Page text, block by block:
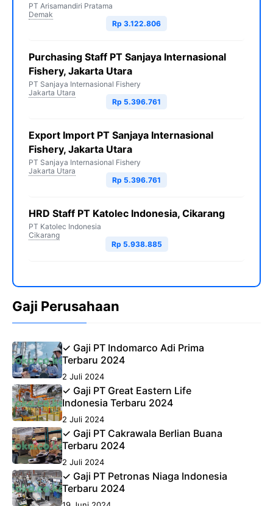
PT Arisamandiri Pratama
Demak
Rp 3.122.806
Purchasing Staff PT Sanjaya Internasional
Fishery, Jakarta Utara
PT Sanjaya Internasional Fishery
Jakarta Utara
Rp 5.396.761
Export Import PT Sanjaya Internasional
Fishery, Jakarta Utara
PT Sanjaya Internasional Fishery
Jakarta Utara
Rp 5.396.761
HRD Staff PT Katolec Indonesia, Cikarang
PT Katolec Indonesia
Cikarang
Rp 5.938.885
Gaji Perusahaan
✓ Gaji PT Indomarco Adi Prima
Terbaru 2024
2 Juli 2024
✓ Gaji PT Great Eastern Life
Indonesia Terbaru 2024
2 Juli 2024
✓ Gaji PT Cakrawala Berlian Buana
Terbaru 2024
2 Juli 2024
✓ Gaji PT Petronas Niaga Indonesia
Terbaru 2024